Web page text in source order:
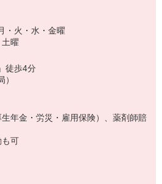
火・水・金曜
曜
徒歩4分
年金・労災・雇用保険）、薬剤師賠
も可